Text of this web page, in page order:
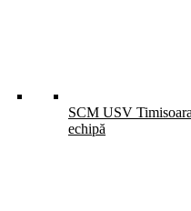
SCM USV Timisoara
echipă